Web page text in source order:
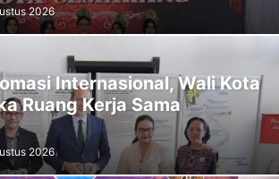
2026
Internasional, Wali Kota
Ruang Kerja Sama
2026